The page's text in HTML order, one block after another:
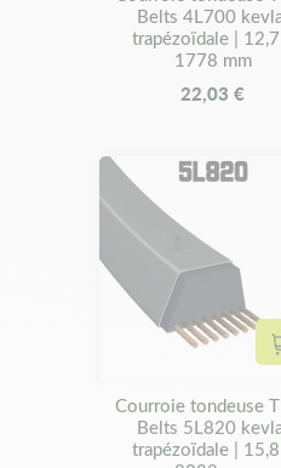
Belts 4L700
trapézoïdale |
1778 mm
22,03 €
Courroie tondeuse
Belts 5L820
trapézoïdale |